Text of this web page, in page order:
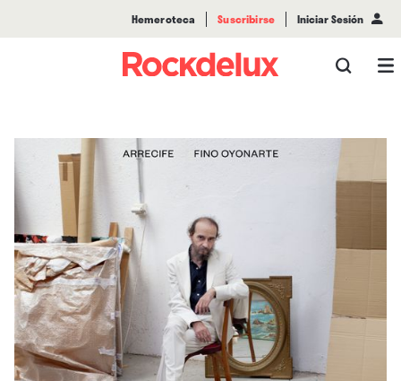
Hemeroteca Suscribirse Iniciar Sesión